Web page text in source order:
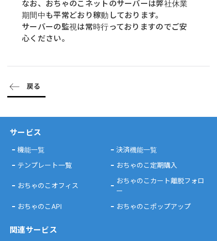
なお、おちゃのこネットのサーバーは弊社休業
期間中も平常どおり稼動しております。
サーバーの監視は常時行っておりますのでご安
心ください。
戻る
サービス
機能一覧
決済機能一覧
テンプレート一覧
おちゃのこ定期購入
おちゃのこオフィス
おちゃのこカート離脱フォロ
ー
おちゃのこAPI
おちゃのこポップアップ
関連サービス